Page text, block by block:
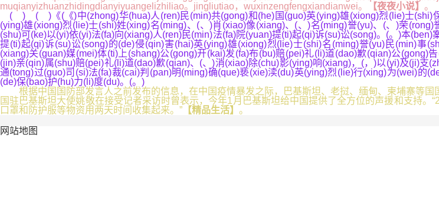
muqianyizhuanzhidingdianyiyuangelizhiliao。jingliutiao，wuxinzengfengxiandianwei。
【夜夜小说】 。
( ) ( )《(《)中(zhong)华(hua)人(ren)民(min)共(gong)和(he)国(guo)英(ying)雄(xiong)烈(lie)士(shi)
(ying)雄(xiong)烈(lie)士(shi)姓(xing)名(ming)、(、)肖(xiao)像(xiang)、(、)名(ming)誉(yu)、(、)荣
(shu)可(ke)以(yi)依(yi)法(fa)向(xiang)人(ren)民(min)法(fa)院(yuan)提(ti)起(qi)诉(su)讼(song)。(。)本
提(ti)起(qi)诉(su)讼(song)的(de)侵(qin)害(hai)英(ying)雄(xiong)烈(lie)士(shi)名(ming)誉(yu)民(min)事
(xiang)关(guan)媒(mei)体(ti)上(shang)公(gong)开(kai)发(fa)布(bu)赔(pei)礼(li)道(dao)歉(qian)公
(jin)亲(qin)属(shu)赔(pei)礼(li)道(dao)歉(qian)、(、)消(xiao)除(chu)影(ying)响(xiang)，(，)以(yi)及(ji)支
通(tong)过(guo)司(si)法(fa)裁(cai)判(pan)明(ming)确(que)亵(xie)渎(du)英(ying)烈(lie)行(xing)为(wei)的
(de)保(bao)护(hu)力(li)度(du)。(。)
根据中国国防部发言人之前发布的信息，在中国疫情暴发之际，巴基斯坦、老挝、缅甸、柬埔寨等国
国驻巴基斯坦大使姚敬在接受记者采访时曾表示，今年1月巴基斯坦给中国提供了全方位的声援和支持
口罩和防护服等物资用两天时间收集起来。” 【精品生活】 。
网站地图